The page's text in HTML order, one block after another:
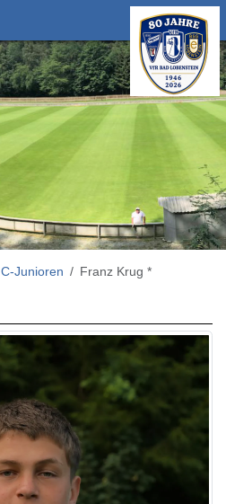
C-Junioren Franz Krug *